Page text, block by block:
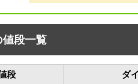
段一覧
段 ダ